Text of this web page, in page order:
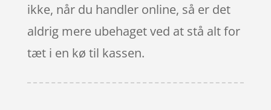
ikke, når du handler online, så er det
aldrig mere ubehaget ved at stå alt for
tæt i en kø til kassen.